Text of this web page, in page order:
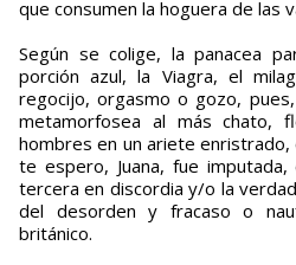
que consumen la hoguera de las
Según se colige, la panacea
porción azul, la Viagra, el
regocijo, orgasmo o gozo,
metamorfosea al más chato,
hombres en un ariete
te espero, Juana, fue
tercera en discordia y/o la
del desorden y fracaso o
británico.